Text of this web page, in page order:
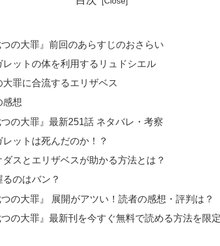
の大罪』前回のあらすじのおさらい
レットの体を利用するリュドシエル
大罪に合流するエリザベス
感想
の大罪』最新251話 ネタバレ・考察
レットは死んだのか！？
ダスとエリザベスが助かる方法とは？
るのはバン？
の大罪』 展開がアツい！読者の感想・評判は？
の大罪』最新刊を今すぐ無料で読める方法を限定